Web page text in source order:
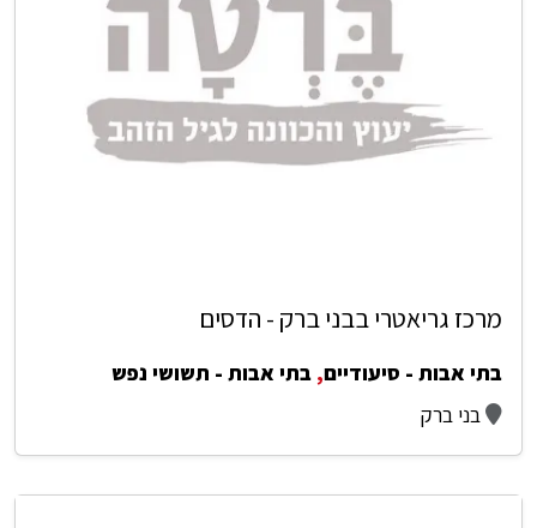
מרכז גריאטרי בבני ברק - הדסים
בתי אבות - סיעודיים, בתי אבות - תשושי נפש
בני ברק